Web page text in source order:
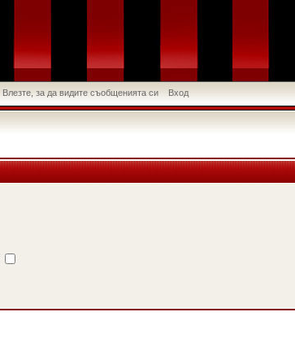
Влезте, за да видите съобщенията си Вход